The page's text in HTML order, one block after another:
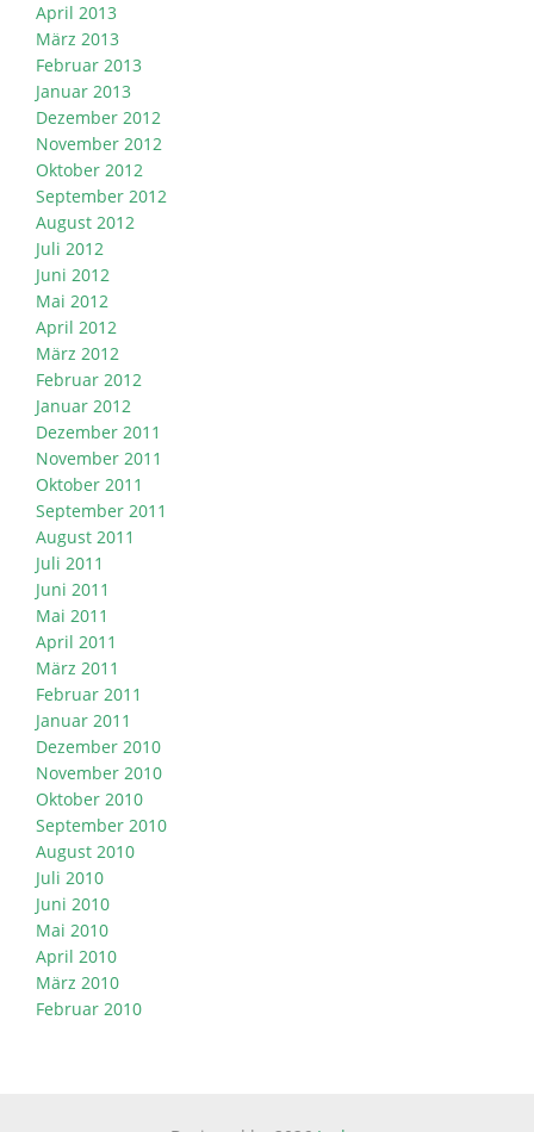
April 2013
März 2013
Februar 2013
Januar 2013
Dezember 2012
November 2012
Oktober 2012
September 2012
August 2012
Juli 2012
Juni 2012
Mai 2012
April 2012
März 2012
Februar 2012
Januar 2012
Dezember 2011
November 2011
Oktober 2011
September 2011
August 2011
Juli 2011
Juni 2011
Mai 2011
April 2011
März 2011
Februar 2011
Januar 2011
Dezember 2010
November 2010
Oktober 2010
September 2010
August 2010
Juli 2010
Juni 2010
Mai 2010
April 2010
März 2010
Februar 2010